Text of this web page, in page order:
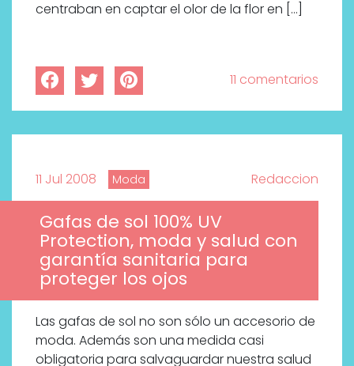
centraban en captar el olor de la flor en […]
11 comentarios
11 Jul 2008 Moda Redaccion
Gafas de sol 100% UV
Protection, moda y salud con
garantía sanitaria para
proteger los ojos
Las gafas de sol no son sólo un accesorio de
moda. Además son una medida casi
obligatoria para salvaguardar nuestra salud